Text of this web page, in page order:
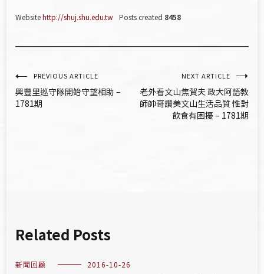
Websitehttp://shuj.shu.edu.tw Posts created 8458
文
章
PREVIOUS ARTICLE
興豐里巡守隊開始守望相助 –
1781期
NEXT ARTICLE
老外看文山焦賀夫 政大阿語教
師帥哥讚美文山生活品質 惟對
飲食有困擾 – 1781期
Related Posts
新聞回顧 2016-10-26